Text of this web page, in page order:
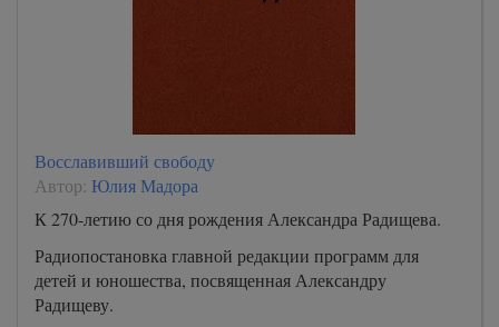
Восславивший свободу
Автор: Юлия Мадора
К 270-летию со дня рождения Александра Радищева.
Радиопостановка главной редакции программ для
детей и юношества, посвященная Александру
Радищеву.